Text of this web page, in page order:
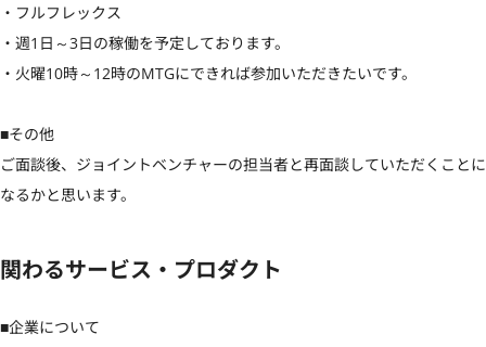
・フルフレックス
・週1日～3日の稼働を予定しております。
・火曜10時～12時のMTGにできれば参加いただきたいです。
■その他
ご面談後、ジョイントベンチャーの担当者と再面談していただくことに
なるかと思います。
関わるサービス・プロダクト
■企業について